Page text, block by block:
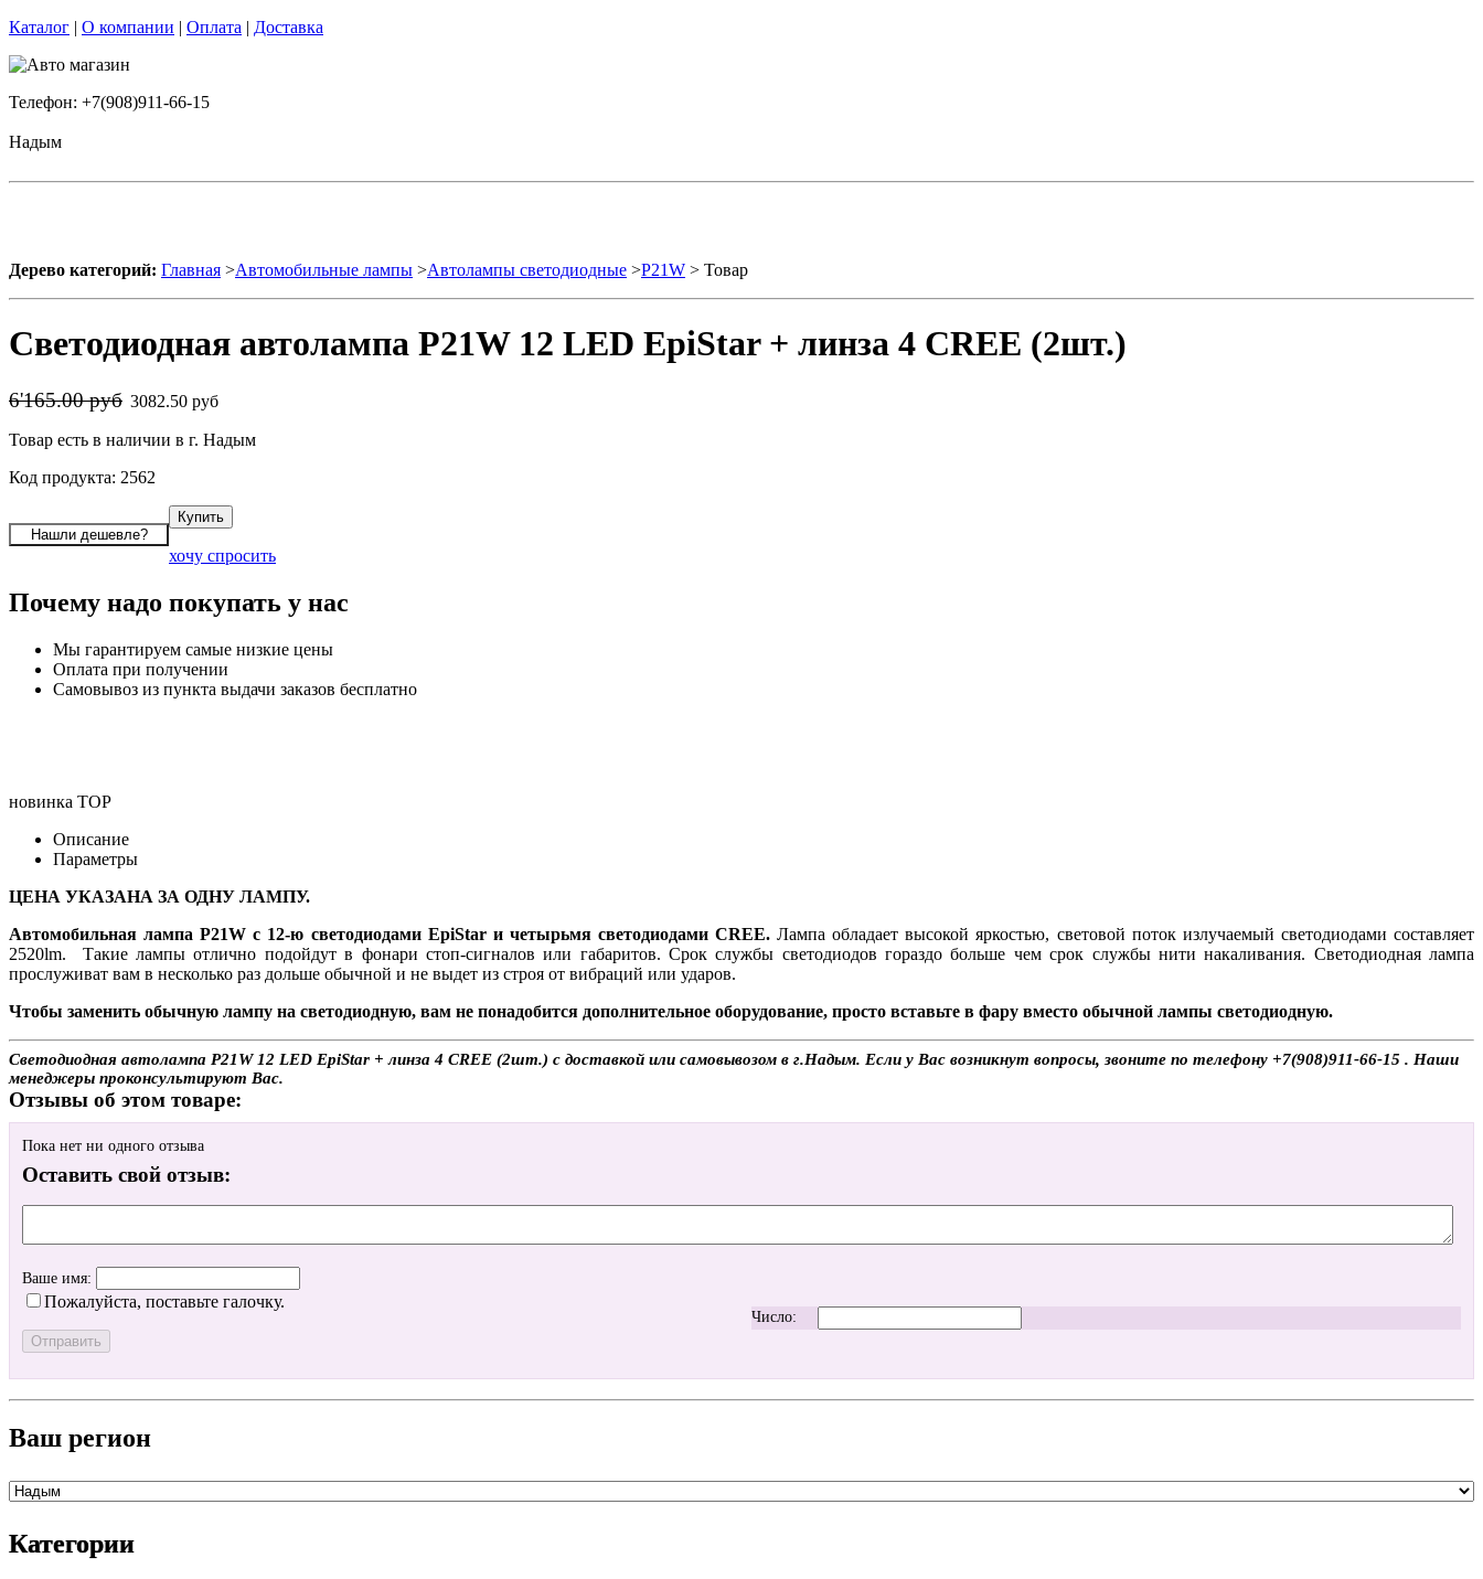
Каталог | О компании | Оплата | Доставка
Телефон: +7(908)911-66-15
Надым
Дерево категорий: Главная >Автомобильные лампы >Автолампы светодиодные >P21W > Товар
Светодиодная автолампа P21W 12 LED EpiStar + линза 4 CREE (2шт.)
6'165.00 руб 3082.50 руб
Товар есть в наличии в г. Надым
Код продукта: 2562
хочу спросить
Почему надо покупать у нас
Мы гарантируем самые низкие цены
Оплата при получении
Самовывоз из пункта выдачи заказов бесплатно
новинка TOP
Описание
Параметры
ЦЕНА УКАЗАНА ЗА ОДНУ ЛАМПУ.
Автомобильная лампа P21W с 12-ю светодиодами EpiStar и четырьмя светодиодами CREE.Лампа обладает высокой яркостью, световой поток излучаемый светодиодами составляет
2520lm. Такие лампы отлично подойдут в фонари стоп-сигналов или габаритов. Срок службы светодиодов гораздо больше чем срок службы нити накаливания. Светодиодная лампа
прослуживат вам в несколько раз дольше обычной и не выдет из строя от вибраций или ударов.
Чтобы заменить обычную лампу на светодиодную, вам не понадобится дополнительное оборудование, просто вставьте в фару вместо обычной лампы светодиодную.
Светодиодная автолампа P21W 12 LED EpiStar + линза 4 CREE (2шт.) с доставкой или самовывозом в г.Надым. Если у Вас возникнут вопросы, звоните по телефону +7(908)911-66-15 . Наши
менеджеры проконсультируют Вас.
Отзывы об этом товаре:
Пока нет ни одного отзыва
Оставить свой отзыв:
Ваше имя:
Пожалуйста, поставьте галочку.
Число:
Ваш регион
Категории